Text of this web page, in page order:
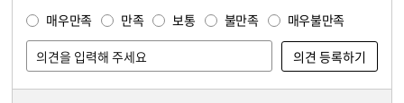
매우만족 만족 보통 불만족 매우불만족